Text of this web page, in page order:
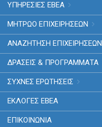
ΥΠΗΡΕΣΙΕΣ ΕΒΕΑ
ΜΗΤΡΩΟ ΕΠΙΧΕΙΡΗΣΕΩΝ
ΑΝΑΖΗΤΗΣΗ ΕΠΙΧΕΙΡΗΣΕΩΝ
ΔΡΑΣΕΙΣ & ΠΡΟΓΡΑΜΜΑΤΑ
ΣΥΧΝΕΣ ΕΡΩΤΗΣΕΙΣ
ΕΚΛΟΓΈΣ ΕΒΕΑ
ΕΠΙΚΟΙΝΩΝΙΑ